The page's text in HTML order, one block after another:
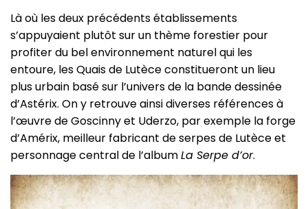
Là où les deux précédents établissements
s’appuyaient plutôt sur un thème forestier pour
profiter du bel environnement naturel qui les
entoure, les Quais de Lutèce constitueront un lieu
plus urbain basé sur l’univers de la bande dessinée
d’Astérix. On y retrouve ainsi diverses références à
l’œuvre de Goscinny et Uderzo, par exemple la forge
d’Amérix, meilleur fabricant de serpes de Lutèce et
personnage central de l’albumLa Serpe d’or.